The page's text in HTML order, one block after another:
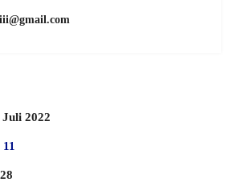
Juli 2022